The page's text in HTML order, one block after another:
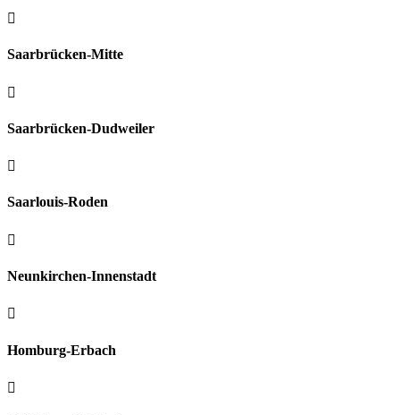

Saarbrücken-Mitte

Saarbrücken-Dudweiler

Saarlouis-Roden

Neunkirchen-Innenstadt

Homburg-Erbach
